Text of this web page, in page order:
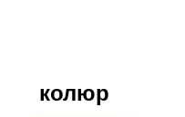
колюр